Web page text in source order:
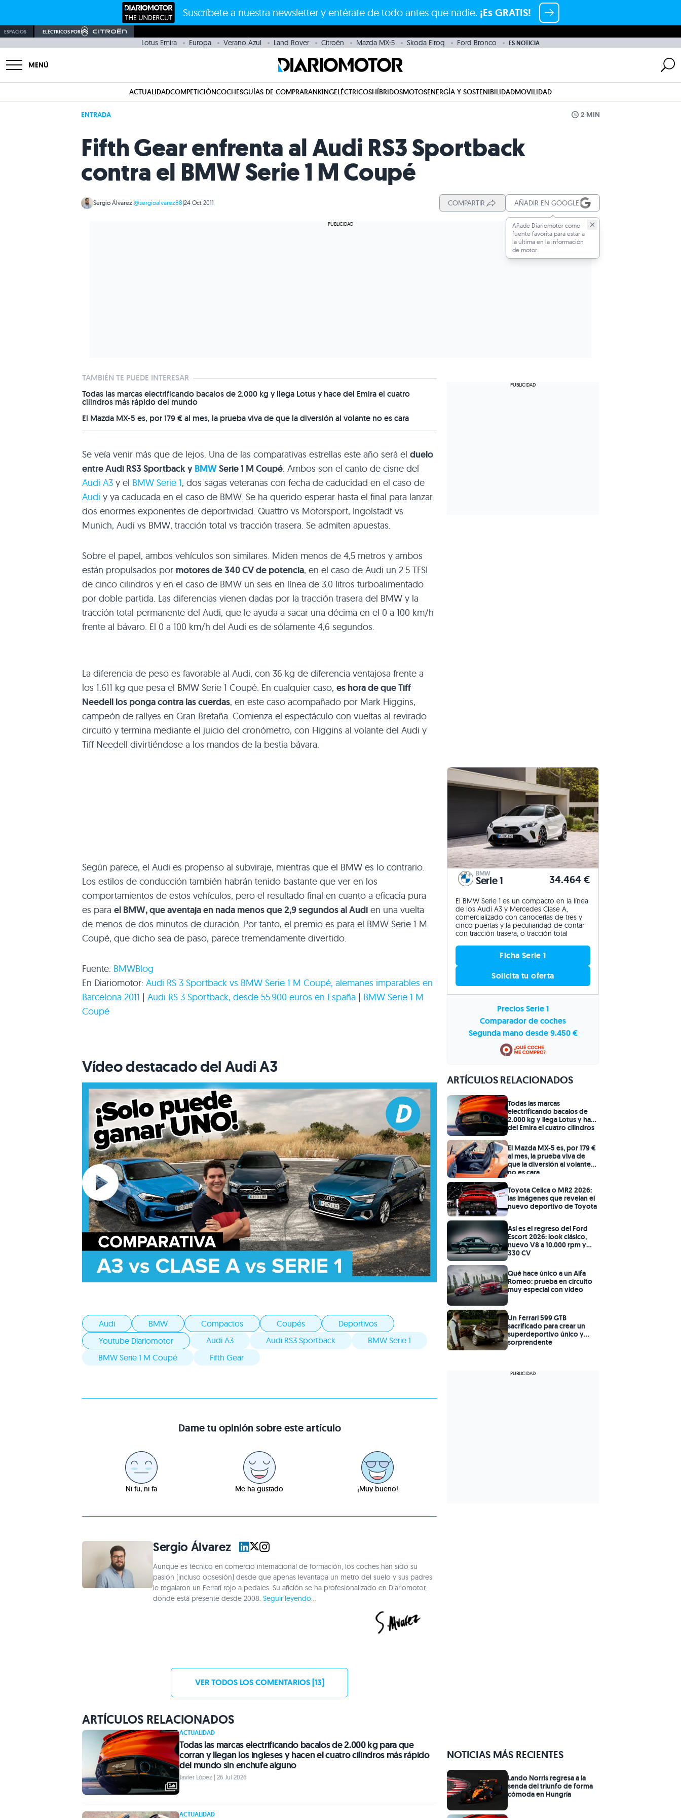
Suscríbete a nuestra newsletter y entérate de todo antes que nadie. ¡Es GRATIS!
ESPACIOS ELÉCTRICOS POR
Lotus Emira Europa Verano Azul Land Rover Citroën Mazda MX-5 Skoda Elroq Ford Bronco ES NOTICIA
MENÚ
ACTUALIDADCOMPETICIÓNCOCHESGUÍAS DE COMPRARANKINGELÉCTRICOSHÍBRIDOSMOTOSENERGÍA Y SOSTENIBILIDADMOVILIDAD
ENTRADA 2 MIN
Fifth Gear enfrenta al Audi RS3 Sportback
contra el BMW Serie 1 M Coupé
Sergio Álvarez|@sergioalvarez88|24 Oct 2011 COMPARTIR AÑADIR EN GOOGLE
Añade Diariomotor como
fuente favorita para estar a
la última en la información
de motor.
TAMBIÉN TE PUEDE INTERESAR
Todas las marcas electrificando bacalos de 2.000 kg y llega Lotus y hace del Emira el cuatro
cilindros más rápido del mundo
El Mazda MX-5 es, por 179 € al mes, la prueba viva de que la diversión al volante no es cara
Se veía venir más que de lejos. Una de las comparativas estrellas este año será el duelo
entre Audi RS3 Sportback y BMWSerie 1 M Coupé. Ambos son el canto de cisne del
Audi A3 y el BMW Serie 1, dos sagas veteranas con fecha de caducidad en el caso de
Audi y ya caducada en el caso de BMW. Se ha querido esperar hasta el final para lanzar
dos enormes exponentes de deportividad. Quattro vs Motorsport, Ingolstadt vs
Munich, Audi vs BMW, tracción total vs tracción trasera. Se admiten apuestas.
Sobre el papel, ambos vehículos son similares. Miden menos de 4,5 metros y ambos
están propulsados por motores de 340 CV de potencia, en el caso de Audi un 2.5 TFSI
de cinco cilindros y en el caso de BMW un seis en línea de 3.0 litros turboalimentado
por doble partida. Las diferencias vienen dadas por la tracción trasera del BMW y la
tracción total permanente del Audi, que le ayuda a sacar una décima en el 0 a 100 km/h
frente al bávaro. El 0 a 100 km/h del Audi es de sólamente 4,6 segundos.
La diferencia de peso es favorable al Audi, con 36 kg de diferencia ventajosa frente a
los 1.611 kg que pesa el BMW Serie 1 Coupé. En cualquier caso, es hora de que Tiff
Needell los ponga contra las cuerdas, en este caso acompañado por Mark Higgins,
campeón de rallyes en Gran Bretaña. Comienza el espectáculo con vueltas al revirado
circuito y termina mediante el juicio del cronómetro, con Higgins al volante del Audi y
Tiff Needell divirtiéndose a los mandos de la bestia bávara.
Según parece, el Audi es propenso al subviraje, mientras que el BMW es lo contrario.
Los estilos de conducción también habrán tenido bastante que ver en los
comportamientos de estos vehículos, pero el resultado final en cuanto a eficacia pura
es para el BMW, que aventaja en nada menos que 2,9 segundos al Audi en una vuelta
de menos de dos minutos de duración. Por tanto, el premio es para el BMW Serie 1 M
Coupé, que dicho sea de paso, parece tremendamente divertido.
Fuente: BMWBlog
En Diariomotor: Audi RS 3 Sportback vs BMW Serie 1 M Coupé, alemanes imparables en
Barcelona 2011 | Audi RS 3 Sportback, desde 55.900 euros en España | BMW Serie 1 M
Coupé
Vídeo destacado del Audi A3
Audi BMW Compactos Coupés
Deportivos
Youtube Diariomotor
Audi A3 Audi RS3 Sportback
BMW Serie 1
BMW Serie 1 M Coupé
Fifth Gear
Dame tu opinión sobre este artículo
Ni fu, ni fa Me ha gustado ¡Muy bueno!
Sergio Álvarez
Aunque es técnico en comercio internacional de formación, los coches han sido su
pasión (incluso obsesión) desde que apenas levantaba un metro del suelo y sus padres
le regalaron un Ferrari rojo a pedales. Su afición se ha profesionalizado en Diariomotor,
donde está presente desde 2008. Seguir leyendo...
VER TODOS LOS COMENTARIOS [13]
ARTÍCULOS RELACIONADOS
ACTUALIDAD
Todas las marcas electrificando bacalos de 2.000 kg para que
corran y llegan los ingleses y hacen el cuatro cilindros más rápido
del mundo sin enchufe alguno
Javier López | 26 Jul 2026
ACTUALIDAD
BMW
Serie 1 34.464 €
El BMW Serie 1 es un compacto en la línea
de los Audi A3 y Mercedes Clase A,
comercializado con carrocerías de tres y
cinco puertas y la peculiaridad de contar
con tracción trasera, o tracción total
Ficha Serie 1
Solicita tu oferta
Precios Serie 1
Comparador de coches
Segunda mano desde 9.450 €
ARTÍCULOS RELACIONADOS
Todas las marcas
electrificando bacalos de
2.000 kg y llega Lotus y hace
del Emira el cuatro cilindros
El Mazda MX-5 es, por 179 €
al mes, la prueba viva de
que la diversión al volante
no es cara
Toyota Celica o MR2 2026:
las imágenes que revelan el
nuevo deportivo de Toyota
Así es el regreso del Ford
Escort 2026: look clásico,
nuevo V8 a 10.000 rpm y
330 CV
Qué hace único a un Alfa
Romeo: prueba en circuito
muy especial con vídeo
Un Ferrari 599 GTB
sacrificado para crear un
superdeportivo único y
sorprendente
NOTICIAS MÁS RECIENTES
Lando Norris regresa a la
senda del triunfo de forma
cómoda en Hungría